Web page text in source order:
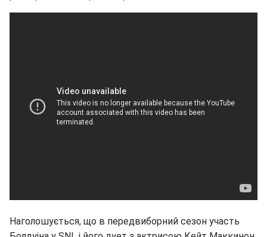
Наголошується, що в передвиборний сезон участь